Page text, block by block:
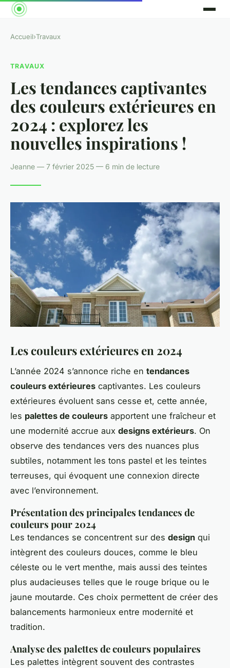
Accueil›Travaux
TRAVAUX
Les tendances captivantes
des couleurs extérieures en
2024 : explorez les
nouvelles inspirations !
Jeanne — 7 février 2025 — 6 min de lecture
Les couleurs extérieures en 2024
L’année 2024 s’annonce riche en tendances
couleurs extérieures captivantes. Les couleurs
extérieures évoluent sans cesse et, cette année,
les palettes de couleurs apportent une fraîcheur et
une modernité accrue aux designs extérieurs. On
observe des tendances vers des nuances plus
subtiles, notamment les tons pastel et les teintes
terreuses, qui évoquent une connexion directe
avec l’environnement.
Présentation des principales tendances de
couleurs pour 2024
Les tendances se concentrent sur des design qui
intègrent des couleurs douces, comme le bleu
céleste ou le vert menthe, mais aussi des teintes
plus audacieuses telles que le rouge brique ou le
jaune moutarde. Ces choix permettent de créer des
balancements harmonieux entre modernité et
tradition.
Analyse des palettes de couleurs populaires
Les palettes intègrent souvent des contrastes